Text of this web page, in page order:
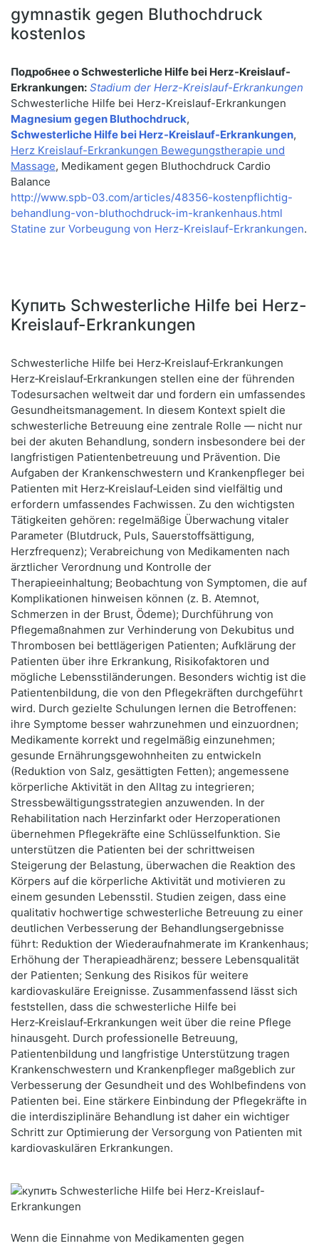
gymnastik gegen Bluthochdruck
kostenlos
Подробнее о Schwesterliche Hilfe bei Herz-Kreislauf-
Erkrankungen: Stadium der Herz-Kreislauf-Erkrankungen
Schwesterliche Hilfe bei Herz-Kreislauf-Erkrankungen
Magnesium gegen Bluthochdruck,
Schwesterliche Hilfe bei Herz-Kreislauf-Erkrankungen,
Herz Kreislauf-Erkrankungen Bewegungstherapie und
Massage, Medikament gegen Bluthochdruck Cardio
Balance
http://www.spb-03.com/articles/48356-kostenpflichtig-
behandlung-von-bluthochdruck-im-krankenhaus.html
Statine zur Vorbeugung von Herz-Kreislauf-Erkrankungen.
Купить Schwesterliche Hilfe bei Herz-
Kreislauf-Erkrankungen
Schwesterliche Hilfe bei Herz‑Kreislauf‑Erkrankungen
Herz‑Kreislauf‑Erkrankungen stellen eine der führenden
Todesursachen weltweit dar und fordern ein umfassendes
Gesundheitsmanagement. In diesem Kontext spielt die
schwesterliche Betreuung eine zentrale Rolle — nicht nur
bei der akuten Behandlung, sondern insbesondere bei der
langfristigen Patientenbetreuung und Prävention. Die
Aufgaben der Krankenschwestern und Krankenpfleger bei
Patienten mit Herz‑Kreislauf‑Leiden sind vielfältig und
erfordern umfassendes Fachwissen. Zu den wichtigsten
Tätigkeiten gehören: regelmäßige Überwachung vitaler
Parameter (Blutdruck, Puls, Sauerstoffsättigung,
Herzfrequenz); Verabreichung von Medikamenten nach
ärztlicher Verordnung und Kontrolle der
Therapieeinhaltung; Beobachtung von Symptomen, die auf
Komplikationen hinweisen können (z. B. Atemnot,
Schmerzen in der Brust, Ödeme); Durchführung von
Pflegemaßnahmen zur Verhinderung von Dekubitus und
Thrombosen bei bettlägerigen Patienten; Aufklärung der
Patienten über ihre Erkrankung, Risikofaktoren und
mögliche Lebensstiländerungen. Besonders wichtig ist die
Patientenbildung, die von den Pflegekräften durchgeführt
wird. Durch gezielte Schulungen lernen die Betroffenen:
ihre Symptome besser wahrzunehmen und einzuordnen;
Medikamente korrekt und regelmäßig einzunehmen;
gesunde Ernährungsgewohnheiten zu entwickeln
(Reduktion von Salz, gesättigten Fetten); angemessene
körperliche Aktivität in den Alltag zu integrieren;
Stressbewältigungsstrategien anzuwenden. In der
Rehabilitation nach Herzinfarkt oder Herzoperationen
übernehmen Pflegekräfte eine Schlüsselfunktion. Sie
unterstützen die Patienten bei der schrittweisen
Steigerung der Belastung, überwachen die Reaktion des
Körpers auf die körperliche Aktivität und motivieren zu
einem gesunden Lebensstil. Studien zeigen, dass eine
qualitativ hochwertige schwesterliche Betreuung zu einer
deutlichen Verbesserung der Behandlungsergebnisse
führt: Reduktion der Wiederaufnahmerate im Krankenhaus;
Erhöhung der Therapieadhärenz; bessere Lebensqualität
der Patienten; Senkung des Risikos für weitere
kardiovaskuläre Ereignisse. Zusammenfassend lässt sich
feststellen, dass die schwesterliche Hilfe bei
Herz‑Kreislauf‑Erkrankungen weit über die reine Pflege
hinausgeht. Durch professionelle Betreuung,
Patientenbildung und langfristige Unterstützung tragen
Krankenschwestern und Krankenpfleger maßgeblich zur
Verbesserung der Gesundheit und des Wohlbefindens von
Patienten bei. Eine stärkere Einbindung der Pflegekräfte in
die interdisziplinäre Behandlung ist daher ein wichtiger
Schritt zur Optimierung der Versorgung von Patienten mit
kardiovaskulären Erkrankungen.
Wenn die Einnahme von Medikamenten gegen